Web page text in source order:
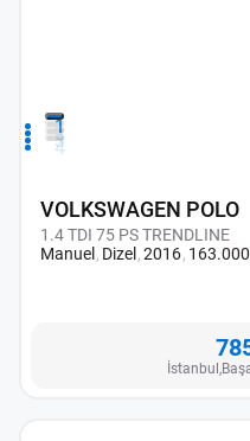
1
2
3
4
VOLKSWAGEN POLO
1.4 TDI 75 PS TRENDLINE
Manuel Dizel2016
İstanbul,